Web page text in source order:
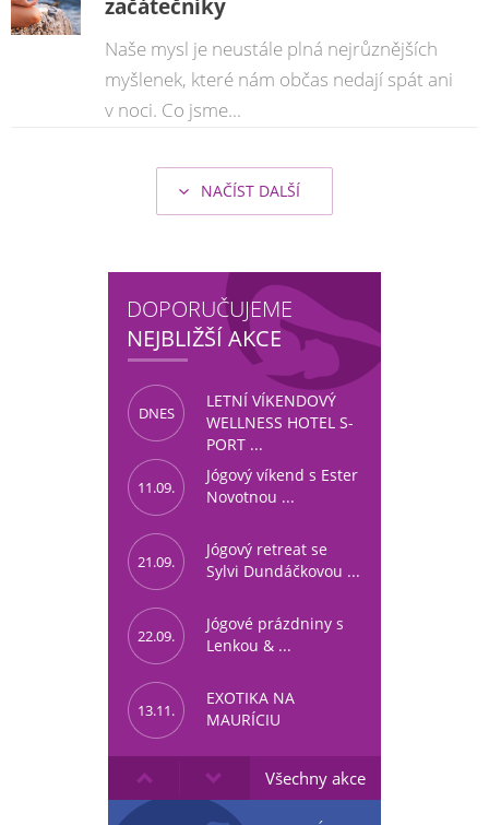
Naše mysl je neustále plná nejrůznějších
myšlenek, které nám občas nedají spát ani
v noci. Co jsme...
NAČÍST DALŠÍ
DOPORUČUJEME
NEJBLIŽŠÍ AKCE
DNES
LETNÍ VÍKENDOVÝ
WELLNESS HOTEL S-
PORT ...
11.09.
Jógový víkend s Ester
Novotnou ...
21.09.
Jógový retreat se
Sylvi Dundáčkovou ...
22.09.
Jógové prázdniny s
Lenkou & ...
13.11.
EXOTIKA NA
MAURÍCIU
Všechny akce